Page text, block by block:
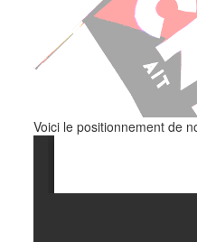
Voici le positionnement de